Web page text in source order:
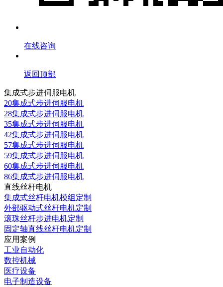
在线咨询
返回顶部
集成式步进伺服电机
20集成式步进伺服电机
28集成式步进伺服电机
35集成式步进伺服电机
42集成式步进伺服电机
57集成式步进伺服电机
59集成式步进伺服电机
60集成式步进伺服电机
86集成式步进伺服电机
直线丝杆电机
集成式丝杆电机模组定制
外部驱动式丝杆电机定制
滚珠丝杆步进电机定制
固定轴直线丝杆电机定制
应用案例
工业自动化
数控机械
医疗设备
电子制造设备